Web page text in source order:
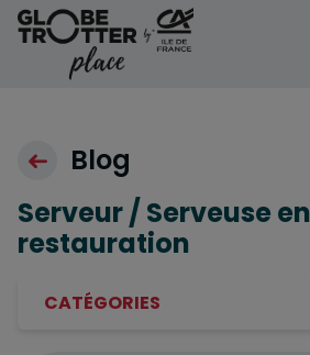
Aller au contenu
Blog
Serveur / Serveuse en
restauration
CATÉGORIES